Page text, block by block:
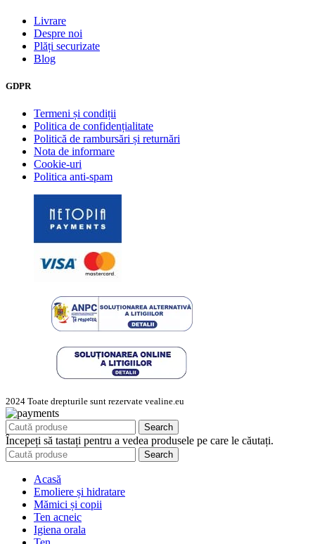
Livrare
Despre noi
Plăți securizate
Blog
GDPR
Termeni și condiții
Politica de confidențialitate
Politică de rambursări și returnări
Nota de informare
Cookie-uri
Politica anti-spam
2024 Toate drepturile sunt rezervate vealine.eu
Search
Începeți să tastați pentru a vedea produsele pe care le căutați.
Search
Acasă
Emoliere și hidratare
Mămici și copii
Ten acneic
Igiena orala